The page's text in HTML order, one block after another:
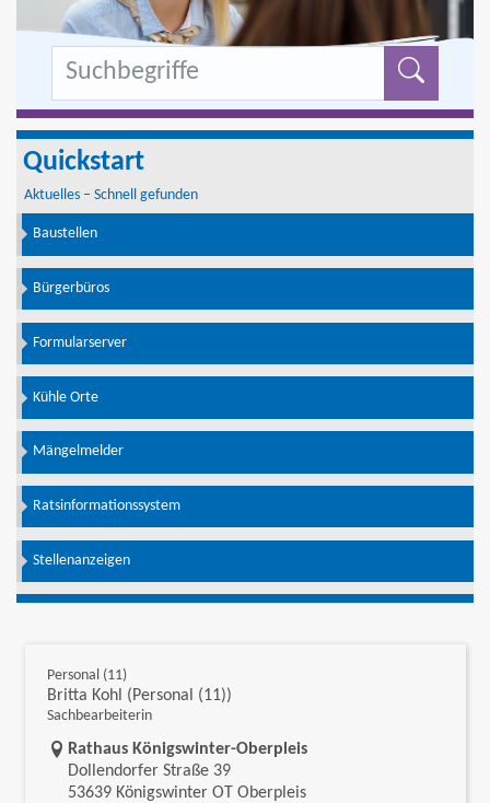
Quickstart
Aktuelles – Schnell gefunden
Baustellen
Bürgerbüros
Formularserver
Kühle Orte
Mängelmelder
Ratsinformationssystem
Stellenanzeigen
Personal (11)
Britta Kohl (Personal (11))
Sachbearbeiterin
Link zur Google-Maps Navigation
Rathaus Königswinter-Oberpleis
Dollendorfer Straße 39
53639 Königswinter OT Oberpleis